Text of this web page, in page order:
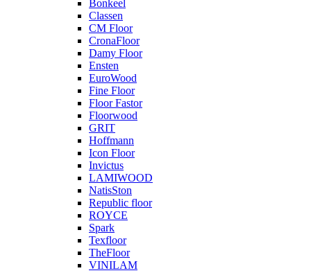
Bonkeel
Classen
CM Floor
CronaFloor
Damy Floor
Ensten
EuroWood
Fine Floor
Floor Fastor
Floorwood
GRIT
Hoffmann
Icon Floor
Invictus
LAMIWOOD
NatisSton
Republic floor
ROYCE
Spark
Texfloor
TheFloor
VINILAM